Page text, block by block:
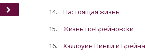
14.
Настоящая жизнь
15.
Жизнь по-Брейновски
16.
Хэллоуин Пинки и Брейна